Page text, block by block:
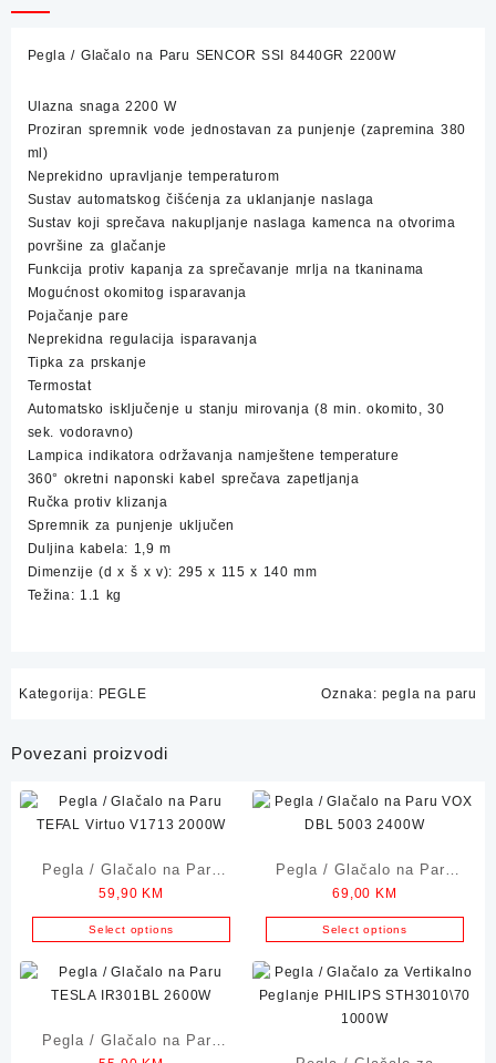
8440GR
količina
Pegla / Glačalo na Paru SENCOR SSI 8440GR 2200W
Ulazna snaga 2200 W
Proziran spremnik vode jednostavan za punjenje (zapremina 380
ml)
Neprekidno upravljanje temperaturom
Sustav automatskog čišćenja za uklanjanje naslaga
Sustav koji sprečava nakupljanje naslaga kamenca na otvorima
površine za glačanje
Funkcija protiv kapanja za sprečavanje mrlja na tkaninama
Mogućnost okomitog isparavanja
Pojačanje pare
Neprekidna regulacija isparavanja
Tipka za prskanje
Termostat
Automatsko isključenje u stanju mirovanja (8 min. okomito, 30
sek. vodoravno)
Lampica indikatora održavanja namještene temperature
360° okretni naponski kabel sprečava zapetljanja
Ručka protiv klizanja
Spremnik za punjenje uključen
Duljina kabela: 1,9 m
Dimenzije (d x š x v): 295 x 115 x 140 mm
Težina: 1.1 kg
Kategorija: PEGLE Oznaka: pegla na paru
Povezani proizvodi
Pegla / Glačalo na Paru
TEFAL Virtuo V1713
2000W
59,90 KM
Select options
Pegla / Glačalo na Paru
VOX DBL 5003 2400W
69,00 KM
Select options
Pegla / Glačalo na Paru